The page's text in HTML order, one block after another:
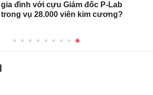
gia đình với cựu Giám đốc P-Lab
trong vụ 28.000 viên kim cương?